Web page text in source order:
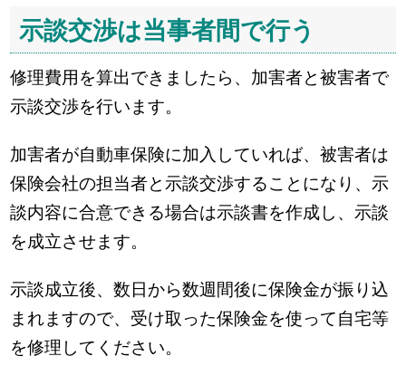
示談交渉は当事者間で行う
修理費用を算出できましたら、加害者と被害者で
示談交渉を行います。
加害者が自動車保険に加入していれば、被害者は
保険会社の担当者と示談交渉することになり、示
談内容に合意できる場合は示談書を作成し、示談
を成立させます。
示談成立後、数日から数週間後に保険金が振り込
まれますので、受け取った保険金を使って自宅等
を修理してください。